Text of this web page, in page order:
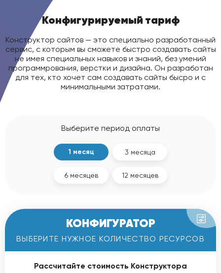
Конфигурируемый тариф
Конструктор сайтов — это специально разработанный
сервис, с которым вы сможете быстро создавать сайты
не имея специальных навыков и знаний, без умений
программрования, верстки и дизайна. Он разработан
для тех, кто хочет сам создавать сайты бысро и с
минимальными затратами.
Выберите период оплаты
1 месяц 3 месяца
6 месяцев 12 месяцев
КОНФИГУРАТОР
ВЫБЕРИТЕ НУЖНОЕ КОЛИЧЕСТВО РЕСУРСОВ
Рассчитайте стоимость Конструктора